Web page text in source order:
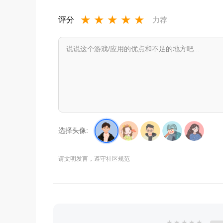
评分 ★ ★ ★ ★ ★ 力荐
选择头像:
请文明发言，遵守社区规范